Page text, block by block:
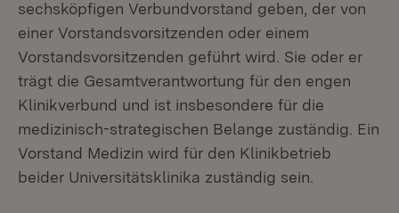
sechsköpfigen Verbundvorstand geben, der von
einer Vorstandsvorsitzenden oder einem
Vorstandsvorsitzenden geführt wird. Sie oder er
trägt die Gesamtverantwortung für den engen
Klinikverbund und ist insbesondere für die
medizinisch-strategischen Belange zuständig. Ein
Vorstand Medizin wird für den Klinikbetrieb
beider Universitätsklinika zuständig sein.